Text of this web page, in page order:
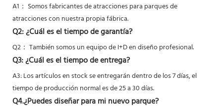
A1： Somos fabricantes de atracciones para parques de
atracciones con nuestra propia fábrica.
Q2: ¿Cuál es el tiempo de garantía?
Q2： También somos un equipo de I+D en diseño profesional.
Q3: ¿Cuál es el tiempo de entrega?
A3: Los artículos en stock se entregarán dentro de los 7 días, el
tiempo de producción normal es de 25 a 30 días.
Q4.¿Puedes diseñar para mi nuevo parque?